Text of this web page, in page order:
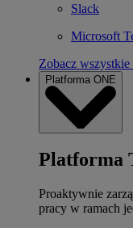
Slack
Microsoft
Zobacz wszystkie
Platforma ONE
Platforma
Proaktywnie
pracy w ramach